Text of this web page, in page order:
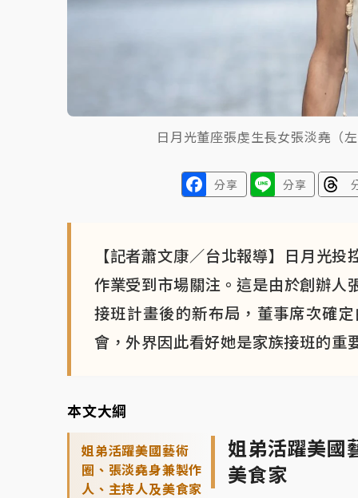
日月光董座張虔生長女張淡堯（
分享 分享
【記者蕭文康／台北報導】日月光
作業受到市場關注。這是由於創辦人
接班計畫後的新布局，董事席次確
會，外界因此看好她是家族接班的重
本文大綱
姐弟活躍美國藝術
圈、張淡堯身兼製作
人、主持人及美食家
姐弟活躍美國
美食家